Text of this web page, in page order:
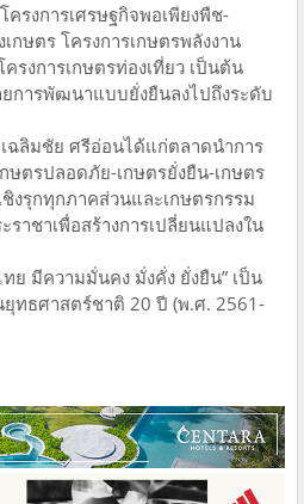
รงการเศรษฐกิจพอเพียงพืช-
กษตร โครงการเกษตรพลังงาน
รงการเกษตรท่องเที่ยว เป็นต้น
การพัฒนาแบบยั่งยืนลงไปถึงระดับ
ฉลิมชัย ศรีอ่อนได้แก่ตลาดนำการ
ษตรปลอดภัย-เกษตรยั่งยืน-เกษตร
งรุกทุกภาคส่วนและเกษตรกรรม
าชาเพื่อสร้างการเปลี่ยนแปลงใน
ย มีความมั่นคง มั่งคั่ง ยั่งยืน” เป็น
ทธศาสตร์ชาติ 20 ปี (พ.ศ. 2561-